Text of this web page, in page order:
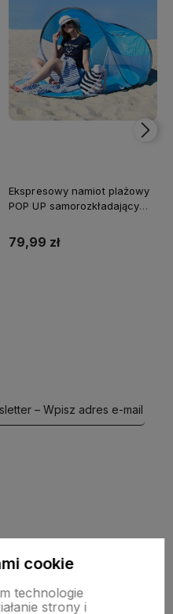
Ekspresowy namiot plażowy
POP UP samorozkładający
79,99 zł
– Wpisz adres e-mail
cookie
technologie
strony i